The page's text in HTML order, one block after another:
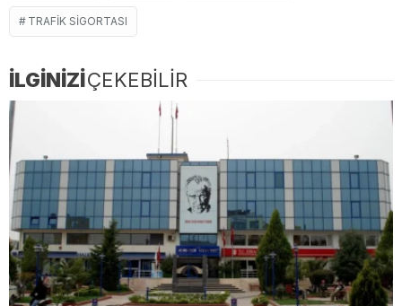
TRAFIK SIGORTASI
İLGİNİZİÇEKEBİLİR